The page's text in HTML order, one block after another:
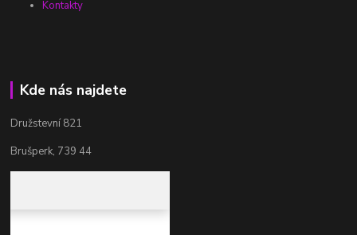
Kontakty
Kde nás najdete
Družstevní 821
Brušperk, 739 44